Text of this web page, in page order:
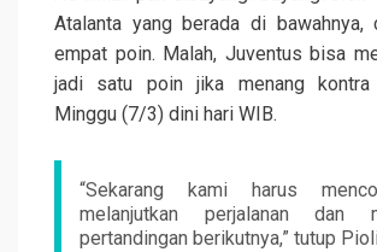
Atalanta yang berada di bawahnya,
empat poin. Malah, Juventus bisa
jadi satu poin jika menang
Minggu (7/3) dini hari WIB.
“Sekarang kami harus
melanjutkan perjalanan dan
pertandingan berikutnya,” tutup